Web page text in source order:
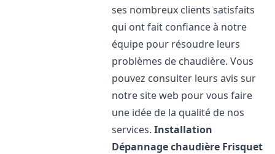
ses nombreux clients satisfaits
qui ont fait confiance à notre
équipe pour résoudre leurs
problèmes de chaudière. Vous
pouvez consulter leurs avis sur
notre site web pour vous faire
une idée de la qualité de nos
services.Installation
Dépannage chaudière Frisquet